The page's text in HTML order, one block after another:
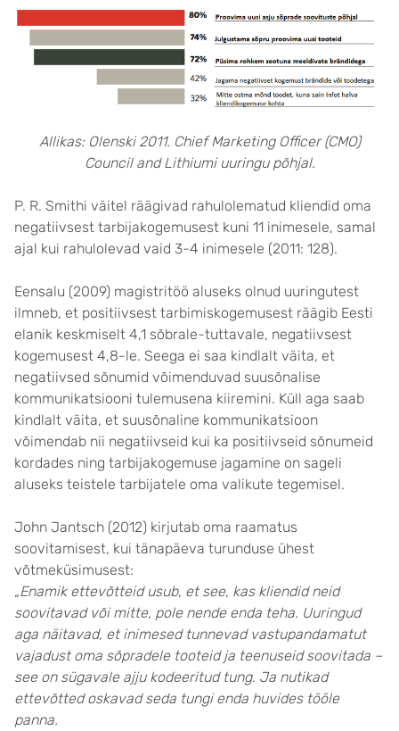
Allikas: Olenski 2011. Chief Marketing Officer (CMO)
Council and Lithiumi uuringu põhjal.
P. R. Smithi väitel räägivad rahulolematud kliendid oma
negatiivsest tarbijakogemusest kuni 11 inimesele, samal
ajal kui rahulolevad vaid 3-4 inimesele (2011: 128).
Eensalu (2009) magistritöö aluseks olnud uuringutest
ilmneb, et positiivsest tarbimiskogemusest räägib Eesti
elanik keskmiselt 4,1 sõbrale-tuttavale, negatiivsest
kogemusest 4,8-le. Seega ei saa kindlalt väita, et
negatiivsed sõnumid võimenduvad suusõnalise
kommunikatsiooni tulemusena kiiremini. Küll aga saab
kindlalt väita, et suusõnaline kommunikatsioon
võimendab nii negatiivseid kui ka positiivseid sõnumeid
kordades ning tarbijakogemuse jagamine on sageli
aluseks teistele tarbijatele oma valikute tegemisel.
John Jantsch (2012) kirjutab oma raamatus
soovitamisest, kui tänapäeva turunduse ühest
võtmeküsimusest:
„Enamik ettevõtteid usub, et see, kas kliendid neid
soovitavad või mitte, pole nende enda teha. Uuringud
aga näitavad, et inimesed tunnevad vastupandamatut
vajadust oma sõpradele tooteid ja teenuseid soovitada –
see on sügavale ajju kodeeritud tung. Ja nutikad
ettevõtted oskavad seda tungi enda huvides tööle
panna.